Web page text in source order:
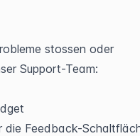
stossen oder
Support-Team:
die Feedback-